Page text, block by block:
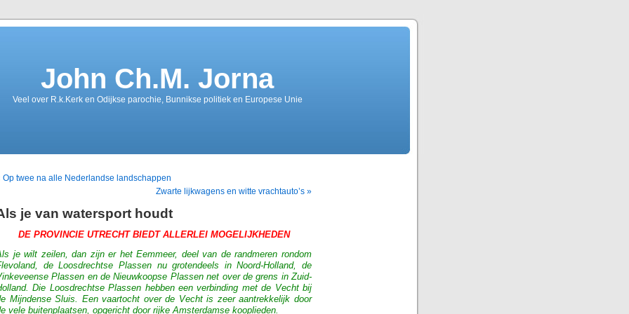
John Ch.M. Jorna
Veel over R.k.Kerk en Odijkse parochie, Bunnikse politiek en Europese Unie
Op twee na alle Nederlandse landschappen
Zwarte lijkwagens en witte vrachtauto’s »
je van watersport houdt
DE PROVINCIE UTRECHT BIEDT ALLERLEI MOGELIJKHEDEN
je wilt zeilen, dan zijn er het Eemmeer, deel van de randmeren rondom
de Loosdrechtse Plassen nu grotendeels in Noord-Holland, de
Plassen en de Nieuwkoopse Plassen net over de grens in Zuid-
Die Loosdrechtse Plassen hebben een verbinding met de Vecht bij
Mijndense Sluis. Een vaartocht over de Vecht is zeer aantrekkelijk door
vele buitenplaatsen, opgericht door rijke Amsterdamse kooplieden.